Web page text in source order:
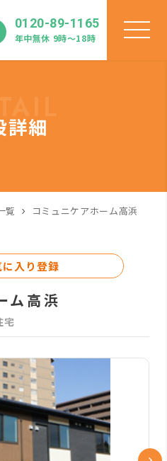
0120-89-1165
年中無休 9時〜18時
詳細
覧 コミュニケアホーム高浜
に入り登録
ム高浜
宅